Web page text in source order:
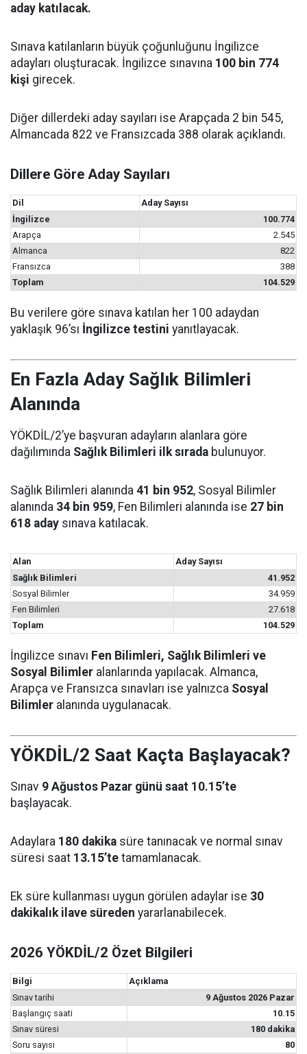
aday katılacak.
Sınava katılanların büyük çoğunluğunu İngilizce
adayları oluşturacak. İngilizce sınavına 100 bin 774
kişi girecek.
Diğer dillerdeki aday sayıları ise Arapçada 2 bin 545,
Almancada 822 ve Fransızcada 388 olarak açıklandı.
Dillere Göre Aday Sayıları
Dil
Aday Sayısı
İngilizce
100.774
Arapça
2.545
Almanca
822
Fransızca
388
Toplam
104.529
Bu verilere göre sınava katılan her 100 adaydan
yaklaşık 96’sı İngilizce testini yanıtlayacak.
En Fazla Aday Sağlık Bilimleri
Alanında
YÖKDİL/2’ye başvuran adayların alanlara göre
dağılımında Sağlık Bilimleri ilk sırada bulunuyor.
Sağlık Bilimleri alanında 41 bin 952, Sosyal Bilimler
alanında 34 bin 959, Fen Bilimleri alanında ise 27 bin
618 aday sınava katılacak.
Alan
Aday Sayısı
Sağlık Bilimleri
41.952
Sosyal Bilimler
34.959
Fen Bilimleri
27.618
Toplam
104.529
İngilizce sınavı Fen Bilimleri, Sağlık Bilimleri ve
Sosyal Bilimler alanlarında yapılacak. Almanca,
Arapça ve Fransızca sınavları ise yalnızca Sosyal
Bilimler alanında uygulanacak.
YÖKDİL/2 Saat Kaçta Başlayacak?
Sınav 9 Ağustos Pazar günü saat 10.15’te
başlayacak.
Adaylara 180 dakika süre tanınacak ve normal sınav
süresi saat 13.15’te tamamlanacak.
Ek süre kullanması uygun görülen adaylar ise 30
dakikalık ilave süreden yararlanabilecek.
2026 YÖKDİL/2 Özet Bilgileri
Bilgi
Açıklama
Sınav tarihi
9 Ağustos 2026 Pazar
Başlangıç saati
10.15
Sınav süresi
180 dakika
Soru sayısı
80